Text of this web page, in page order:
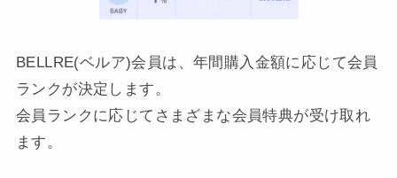
BELLRE(ベルア)会員は、年間購入金額に応じて会員
ランクが決定します。
会員ランクに応じてさまざまな会員特典が受け取れ
ます。